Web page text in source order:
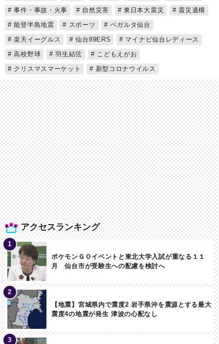
アクセスランキング
ポケモンＧＯイベントと東北大学入試が重なる１１
月 仙台市が受験生への配慮を検討へ
【地震】宮城県内で震度2 岩手県沖を震源とする最大
震度4の地震が発生 津波の心配なし
事件・事故・火事
自然災害 東日本大震災
震災遺構
能登半島地震
スポーツ
ベガルタ仙台
楽天イーグルス
仙台89ERS
マイナビ仙台レディース
高校野球
羽生結弦
こどもえがお
クリスマスマーケット
新型コロナウイルス